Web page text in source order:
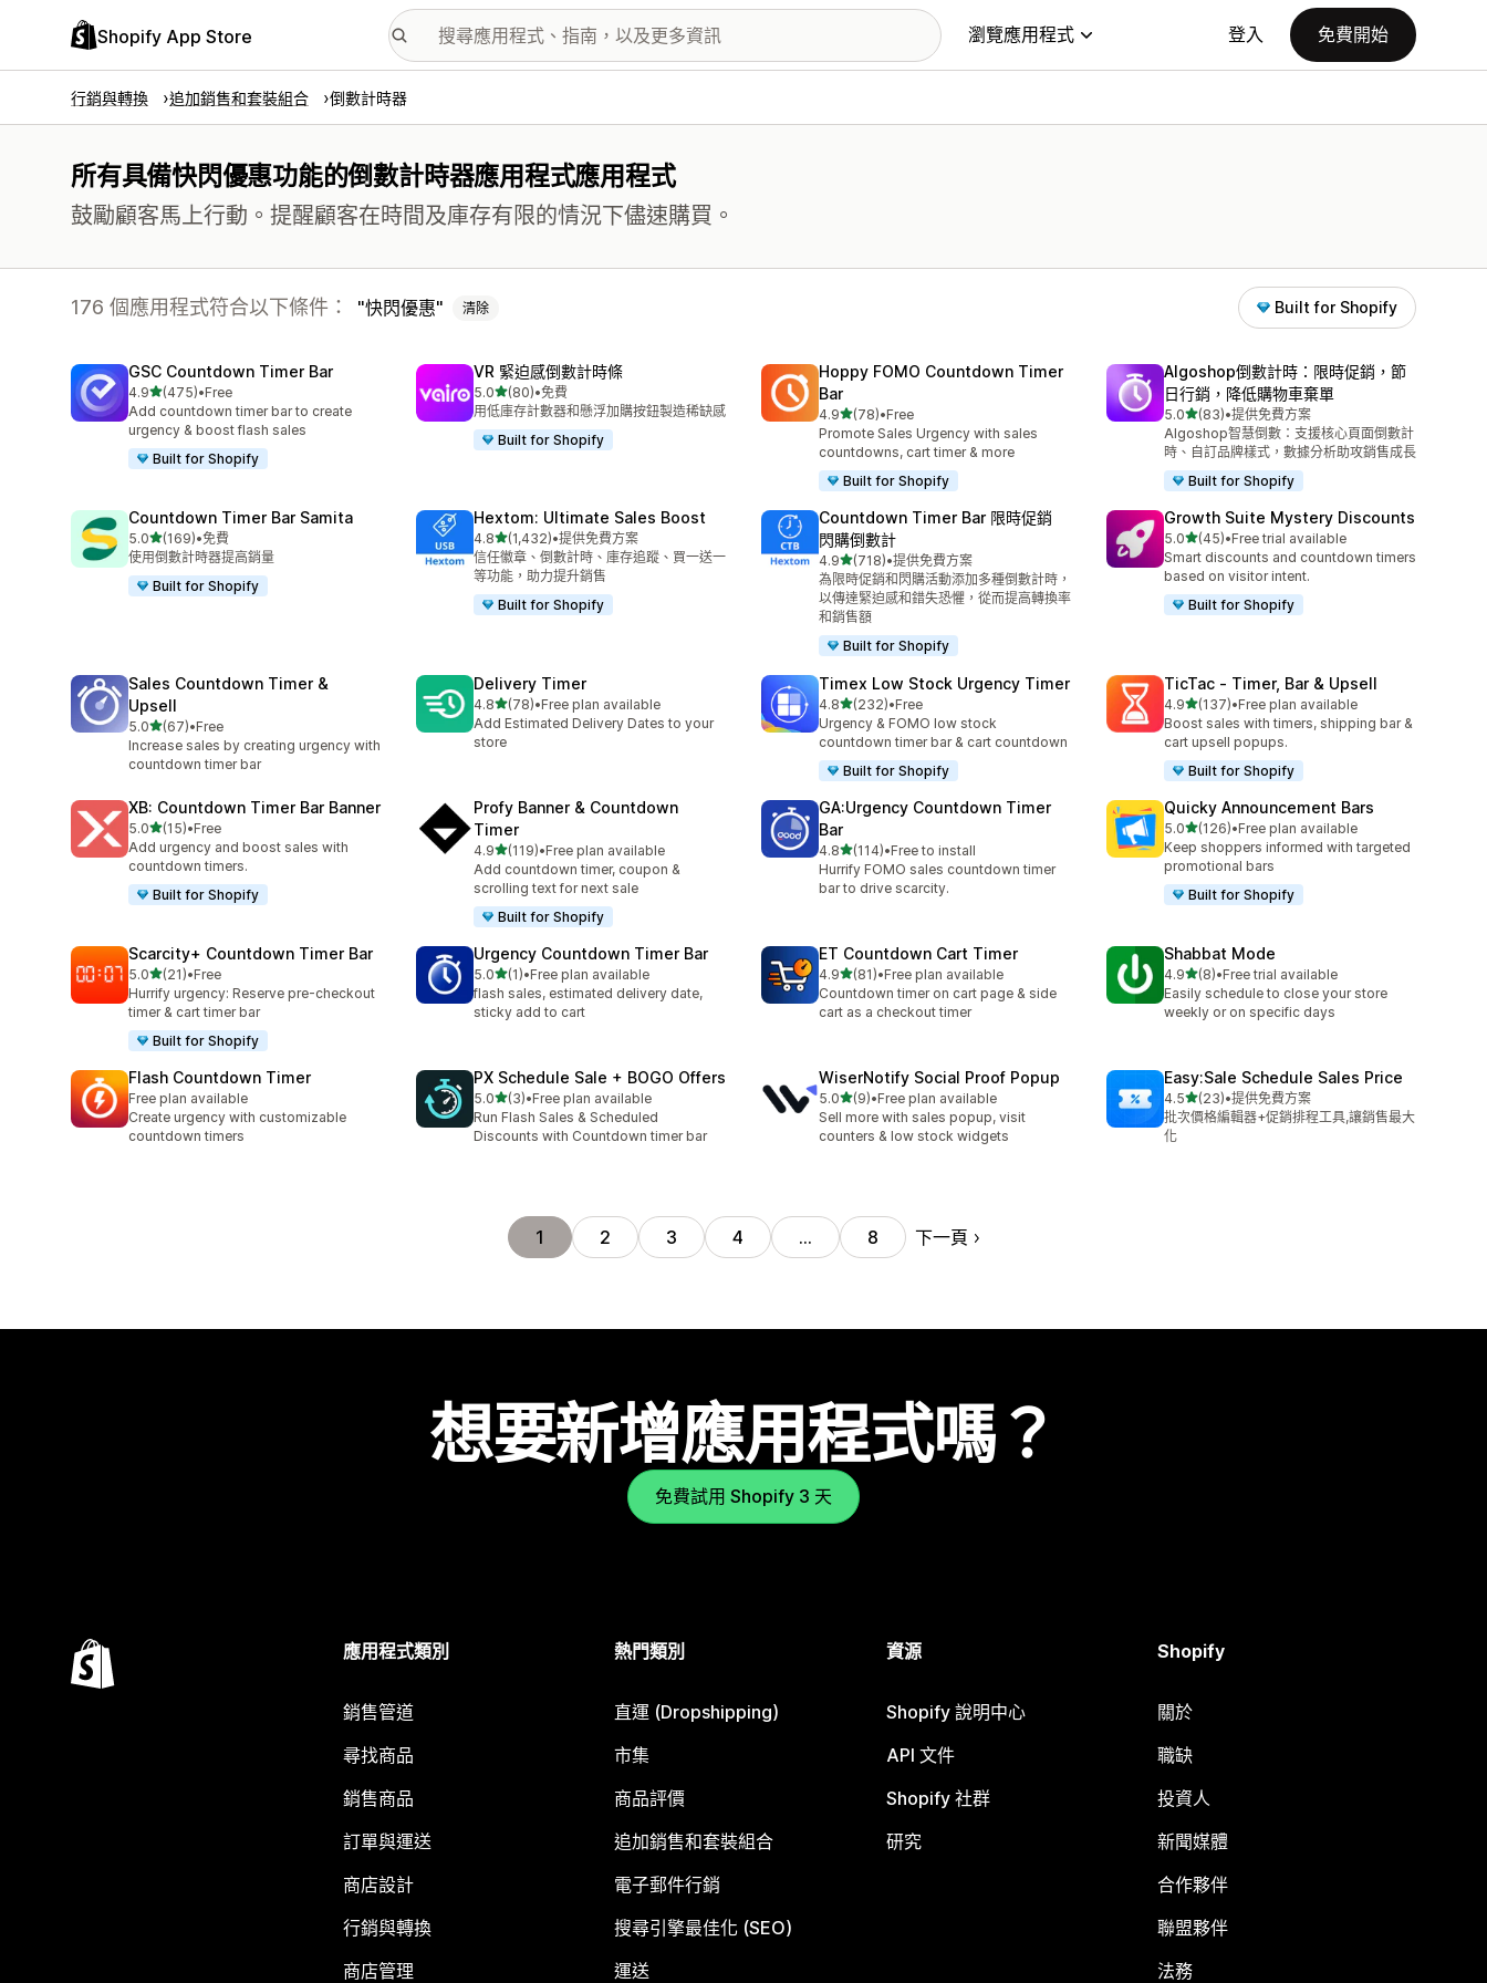
Shopify App Store 瀏覽應用程式 登入 免費開始
行銷與轉換 追加銷售和套裝組合 倒數計時器
所有具備快閃優惠功能的倒數計時器應用程式應用程式
鼓勵顧客馬上行動。提醒顧客在時間及庫存有限的情況下儘速購買。
176 個應用程式符合以下條件： 快閃優惠 清除 Built for Shopify
GSC Countdown Timer Bar
4.9滿分 5 顆星
(475)
共有 475 則評價
•Free
Add countdown timer bar to create
urgency & boost flash sales
Built for Shopify
VR 緊迫感倒數計時條
5.0滿分 5 顆星
(80)
共有 80 則評價
•免費
用低庫存計數器和懸浮加購按鈕製造稀缺感
Built for Shopify
Hoppy FOMO Countdown Timer
Bar
4.9滿分 5 顆星
(78)
共有 78 則評價
•Free
Promote Sales Urgency with sales
countdowns, cart timer & more
Built for Shopify
Algoshop倒數計時：限時促銷，節
日行銷，降低購物車棄單
5.0滿分 5 顆星
(83)
共有 83 則評價
•提供免費方案
Algoshop智慧倒數：支援核心頁面倒數計
時、自訂品牌樣式，數據分析助攻銷售成長
Built for Shopify
Countdown Timer Bar Samita
5.0滿分 5 顆星
(169)
共有 169 則評價
•免費
使用倒數計時器提高銷量
Built for Shopify
Hextom: Ultimate Sales Boost
4.8滿分 5 顆星
(1,432)
共有 1432 則評價
•提供免費方案
信任徽章、倒數計時、庫存追蹤、買一送一
等功能，助力提升銷售
Built for Shopify
Countdown Timer Bar 限時促銷
閃購倒數計
4.9滿分 5 顆星
(718)
共有 718 則評價
•提供免費方案
為限時促銷和閃購活動添加多種倒數計時，
以傳達緊迫感和錯失恐懼，從而提高轉換率
和銷售額
Built for Shopify
Growth Suite Mystery Discounts
5.0滿分 5 顆星
(45)
共有 45 則評價
•Free trial available
Smart discounts and countdown timers
based on visitor intent.
Built for Shopify
Sales Countdown Timer &
Upsell
5.0滿分 5 顆星
(67)
共有 67 則評價
•Free
Increase sales by creating urgency with
countdown timer bar
Delivery Timer
4.8滿分 5 顆星
(78)
共有 78 則評價
•Free plan available
Add Estimated Delivery Dates to your
store
Timex Low Stock Urgency Timer
4.8滿分 5 顆星
(232)
共有 232 則評價
•Free
Urgency & FOMO low stock
countdown timer bar & cart countdown
Built for Shopify
TicTac ‑ Timer, Bar & Upsell
4.9滿分 5 顆星
(137)
共有 137 則評價
•Free plan available
Boost sales with timers, shipping bar &
cart upsell popups.
Built for Shopify
XB: Countdown Timer Bar Banner
5.0滿分 5 顆星
(15)
共有 15 則評價
•Free
Add urgency and boost sales with
countdown timers.
Built for Shopify
Profy Banner & Countdown
Timer
4.9滿分 5 顆星
(119)
共有 119 則評價
•Free plan available
Add countdown timer, coupon &
scrolling text for next sale
Built for Shopify
GA:Urgency Countdown Timer
Bar
4.8滿分 5 顆星
(114)
共有 114 則評價
•Free to install
Hurrify FOMO sales countdown timer
bar to drive scarcity.
Quicky Announcement Bars
5.0滿分 5 顆星
(126)
共有 126 則評價
•Free plan available
Keep shoppers informed with targeted
promotional bars
Built for Shopify
Scarcity+ Countdown Timer Bar
5.0滿分 5 顆星
(21)
共有 21 則評價
•Free
Hurrify urgency: Reserve pre-checkout
timer & cart timer bar
Built for Shopify
Urgency Countdown Timer Bar
5.0滿分 5 顆星
(1)
共有 1 則評價
•Free plan available
flash sales, estimated delivery date,
sticky add to cart
ET Countdown Cart Timer
4.9滿分 5 顆星
(81)
共有 81 則評價
•Free plan available
Countdown timer on cart page & side
cart as a checkout timer
Shabbat Mode
4.9滿分 5 顆星
(8)
共有 8 則評價
•Free trial available
Easily schedule to close your store
weekly or on specific days
Flash Countdown Timer
Free plan available
Create urgency with customizable
countdown timers
PX Schedule Sale + BOGO Offers
5.0滿分 5 顆星
(3)
共有 3 則評價
•Free plan available
Run Flash Sales & Scheduled
Discounts with Countdown timer bar
WiserNotify Social Proof Popup
5.0滿分 5 顆星
(9)
共有 9 則評價
•Free plan available
Sell more with sales popup, visit
counters & low stock widgets
Easy:Sale Schedule Sales Price
4.5滿分 5 顆星
(23)
共有 23 則評價
•提供免費方案
批次價格編輯器+促銷排程工具,讓銷售最大
化
1 2 3 4 … 8 下一頁
想要新增應用程式嗎？
免費試用 Shopify 3 天
應用程式類別
銷售管道
尋找商品
銷售商品
訂單與運送
商店設計
行銷與轉換
商店管理
熱門類別
直運 (Dropshipping)
市集
商品評價
追加銷售和套裝組合
電子郵件行銷
搜尋引擎最佳化 (SEO)
運送
資源
Shopify 說明中心
API 文件
Shopify 社群
研究
Shopify
關於
職缺
投資人
新聞媒體
合作夥伴
聯盟夥伴
法務